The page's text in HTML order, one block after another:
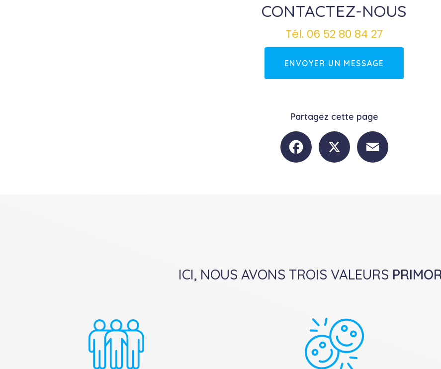
CONTACTEZ-NOUS
Tél. 06 52 80 84 27
ENVOYER UN MESSAGE
Partagez cette page
Facebook
ICI, NOUS AVONS TROIS VALEURS